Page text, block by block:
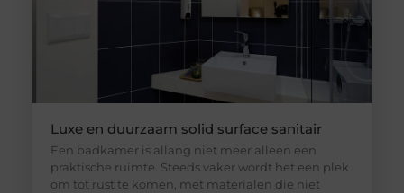
Luxe en duurzaam solid surface sanitair
Een badkamer is allang niet meer alleen een
praktische ruimte. Steeds vaker wordt het een plek
om tot rust te komen, met materialen die niet